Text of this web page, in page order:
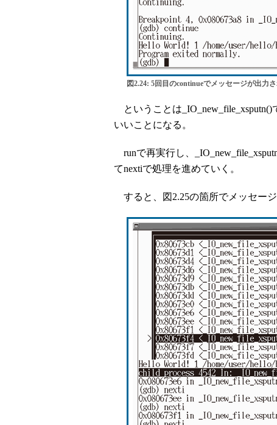
図2.24: 5回目のcontinueでメッセージが出力
ということは
いいことになる。
runで再実行し、
てnextiで処理を進めていく。
すると、図2.25の箇所でメッセージ